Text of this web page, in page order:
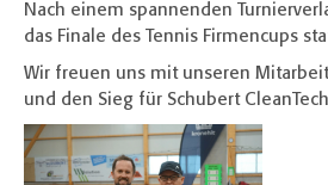
Nach einem spannenden
das Finale des Tennis Firmencups
Wir freuen uns mit unseren
und den Sieg für Schubert